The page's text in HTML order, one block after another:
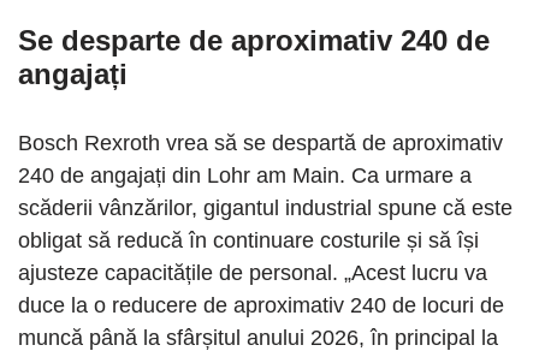
Se desparte de aproximativ 240 de
angajați
Bosch Rexroth vrea să se despartă de aproximativ
240 de angajați din Lohr am Main. Ca urmare a
scăderii vânzărilor, gigantul industrial spune că este
obligat să reducă în continuare costurile și să își
ajusteze capacitățile de personal. „Acest lucru va
duce la o reducere de aproximativ 240 de locuri de
muncă până la sfârșitul anului 2026, în principal la